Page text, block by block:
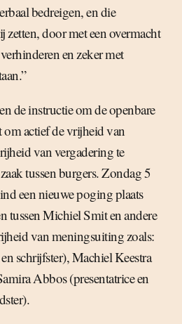
bedreigen, en die
zetten, door met een overmacht
en zeker met
de instructie om de openbare
om actief de vrijheid van
van vergadering te
tussen burgers. Zondag 5
een nieuwe poging plaats
tussen Michiel Smit en andere
van meningsuiting zoals:
schrijfster), Machiel Keestra
Abbos (presentatrice en